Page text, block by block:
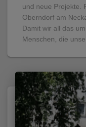
und neue Projekte.
Oberndorf am
Damit wir all das
Menschen, die